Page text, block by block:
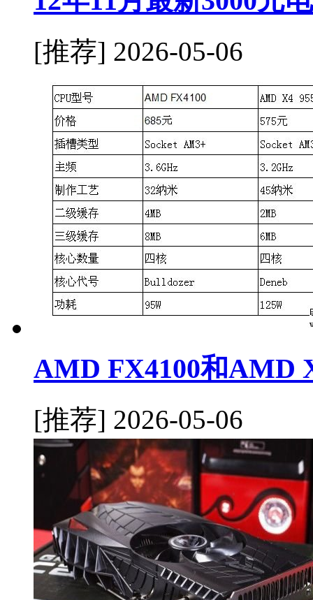
[推荐] 2026-05-06
AMD FX4100和AMD
[推荐] 2026-05-06